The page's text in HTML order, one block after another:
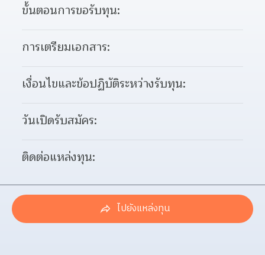
ขั้นตอนการขอรับทุน:
การเตรียมเอกสาร:
เงื่อนไขและข้อปฏิบัติระหว่างรับทุน:
วันเปิดรับสมัคร:
ติดต่อแหล่งทุน:
ไปยังแหล่งทุน